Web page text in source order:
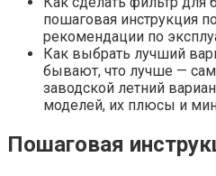
пошаговая инструкция
рекомендации по
Как выбрать лучший
бывают, что лучше —
заводской летний
моделей, их плюсы и
Пошаговая